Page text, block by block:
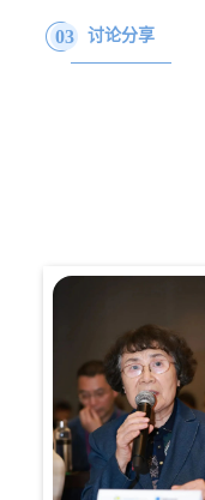
03 讨论分享